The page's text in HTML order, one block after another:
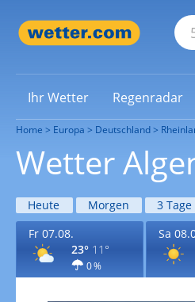
Ihr Wetter Regenradar
Home Europa Deutschland
Wetter
Heute Morgen 3 Tage
Fr 07.08.
23° 11°
0 %
Sa